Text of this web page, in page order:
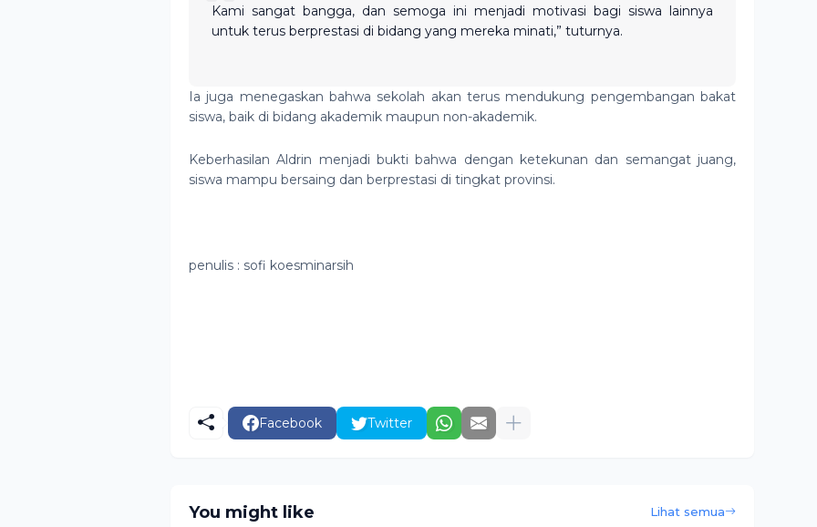
Kami sangat bangga, dan semoga ini menjadi motivasi bagi siswa lainnya
untuk terus berprestasi di bidang yang mereka minati,” tuturnya.
Ia juga menegaskan bahwa sekolah akan terus mendukung pengembangan bakat
siswa, baik di bidang akademik maupun non-akademik.
Keberhasilan Aldrin menjadi bukti bahwa dengan ketekunan dan semangat juang,
siswa mampu bersaing dan berprestasi di tingkat provinsi.
penulis : sofi koesminarsih
Facebook Twitter
You might like Lihat semua